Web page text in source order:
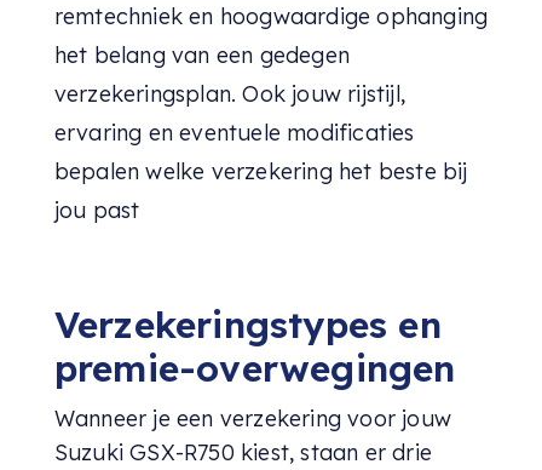
remtechniek en hoogwaardige ophanging
het belang van een gedegen
verzekeringsplan. Ook jouw rijstijl,
ervaring en eventuele modificaties
bepalen welke verzekering het beste bij
jou past
Verzekeringstypes en
premie-overwegingen
Wanneer je een verzekering voor jouw
Suzuki GSX-R750 kiest, staan er drie